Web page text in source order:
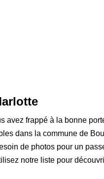
avez frappé à la bonne
dans la commune de
de photos pour un
notre liste pour